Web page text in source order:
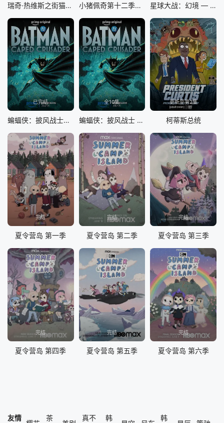
瑞奇·热维斯之街猫一族 小猪佩奇第十二季国语 星球大战：幻境 — 第九个绝地武士
已完结
蝙蝠侠：披风战士第二季
全10集
蝙蝠侠：披风战士 第二季
更新至第2集
柯蒂斯总统
完结
夏令营岛 第一季
完结
夏令营岛 第二季
完结
夏令营岛 第三季
完结
夏令营岛 第四季
完结
夏令营岛 第五季
完结
夏令营岛 第六季
友情 茶 真不 韩 韩